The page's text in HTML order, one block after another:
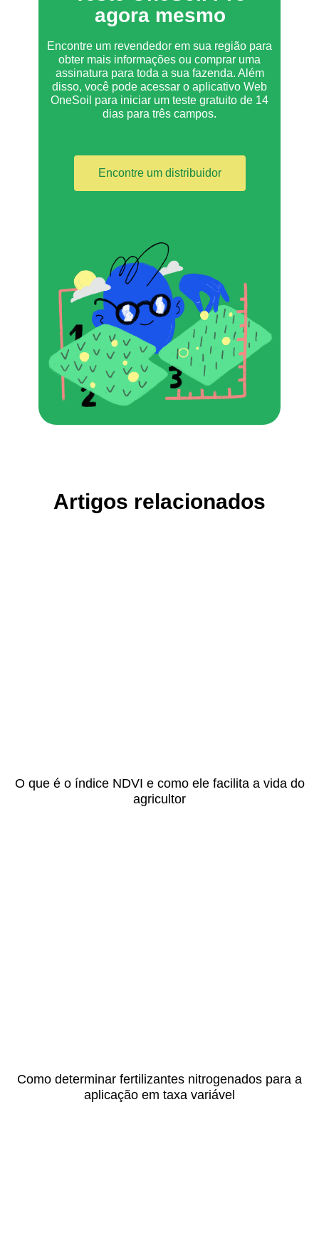
agora mesmo
Encontre um distribuidor
Encontre um revendedor em sua região para
obter mais informações ou comprar uma
assinatura para toda a sua fazenda. Além
disso, você pode acessar o aplicativo Web
OneSoil para iniciar um teste gratuito de 14
dias para três campos.
Artigos relacionados
O que é o índice NDVI e como ele facilita a vida do
agricultor
Como determinar fertilizantes nitrogenados para a
aplicação em taxa variável